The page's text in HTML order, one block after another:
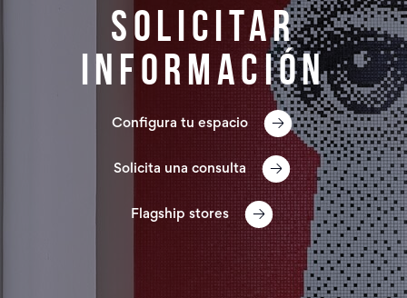
Solicitar
información
Configura tu espacio
Solicita una consulta
Flagship stores